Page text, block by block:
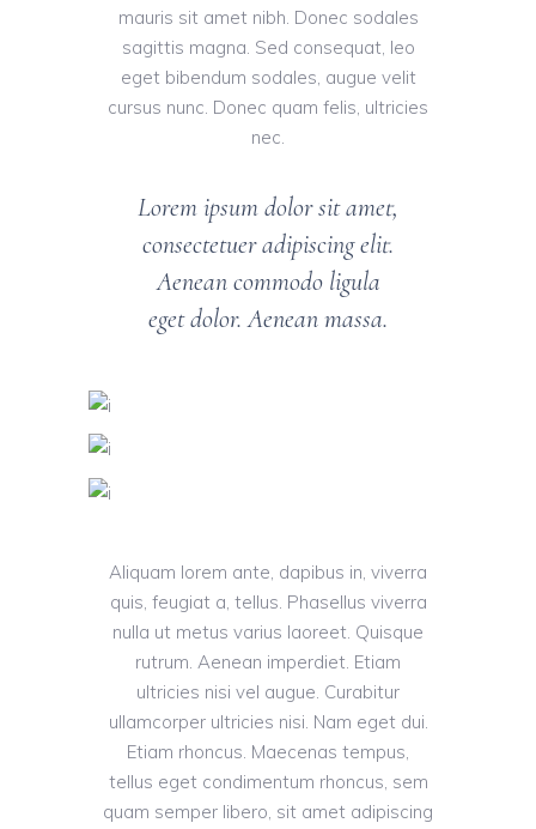
mauris sit amet nibh. Donec sodales
sagittis magna. Sed consequat, leo
eget bibendum sodales, augue velit
cursus nunc. Donec quam felis, ultricies
nec.
Lorem ipsum dolor sit amet,
consectetuer adipiscing elit.
Aenean commodo ligula
eget dolor. Aenean massa.
Aliquam lorem ante, dapibus in, viverra
quis, feugiat a, tellus. Phasellus viverra
nulla ut metus varius laoreet. Quisque
rutrum. Aenean imperdiet. Etiam
ultricies nisi vel augue. Curabitur
ullamcorper ultricies nisi. Nam eget dui.
Etiam rhoncus. Maecenas tempus,
tellus eget condimentum rhoncus, sem
quam semper libero, sit amet adipiscing